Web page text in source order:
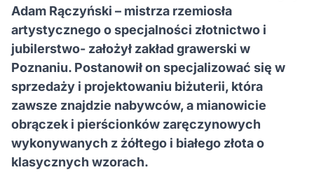
Adam Rączyński – mistrza rzemiosła
artystycznego o specjalności złotnictwo i
jubilerstwo- założył zakład grawerski w
Poznaniu. Postanowił on specjalizować się w
sprzedaży i projektowaniu biżuterii, która
zawsze znajdzie nabywców, a mianowicie
obrączek i pierścionków zaręczynowych
wykonywanych z żółtego i białego złota o
klasycznych wzorach.